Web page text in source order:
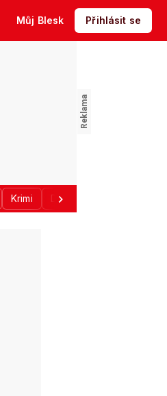
Můj Blesk Přihlásit se
Krimi Donald Trump